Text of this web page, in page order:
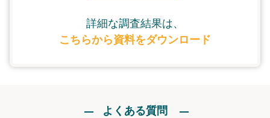
詳細な調査結果は、
こちらから資料をダウンロード
よくある質問